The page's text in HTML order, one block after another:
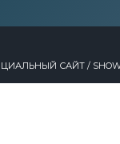
САЙТ / SHOW